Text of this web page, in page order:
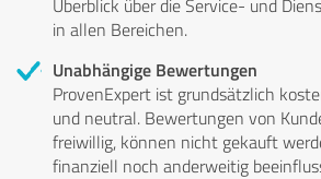
Überblick über die Service- und
in allen Bereichen.
Unabhängige Bewertungen
ProvenExpert ist grundsätzlich
und neutral. Bewertungen von
freiwillig, können nicht gekauft
finanziell noch anderweitig